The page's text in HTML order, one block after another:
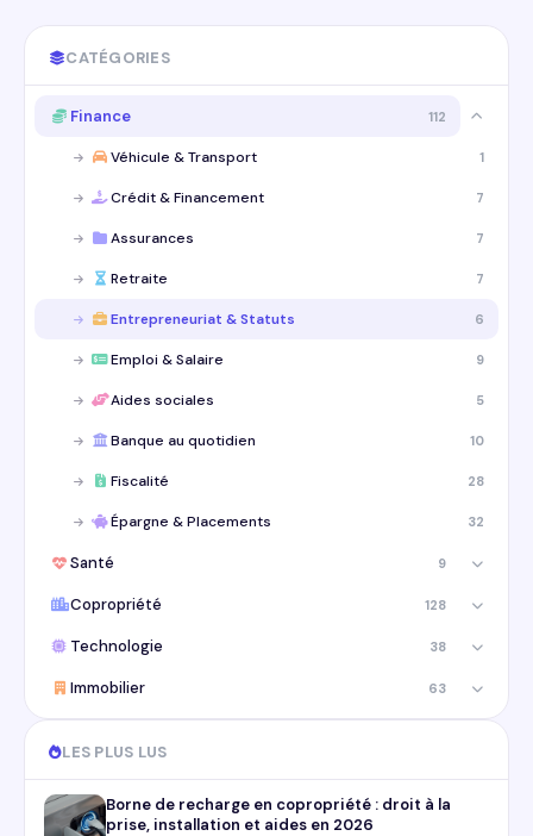
CATÉGORIES
Finance 112
Véhicule & Transport 1
Crédit & Financement 7
Assurances 7
Retraite 7
Entrepreneuriat & Statuts 6
Emploi & Salaire 9
Aides sociales 5
Banque au quotidien 10
Fiscalité 28
Épargne & Placements 32
Santé 9
Copropriété 128
Technologie 38
Immobilier 63
LES PLUS LUS
Borne de recharge en copropriété : droit à la
prise, installation et aides en 2026